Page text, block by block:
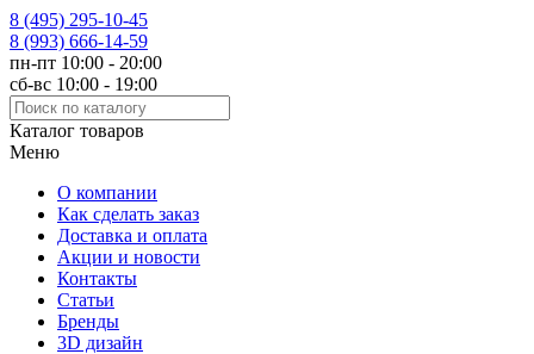
8 (495) 295-10-45
8 (993) 666-14-59
пн-пт 10:00 - 20:00
сб-вс 10:00 - 19:00
Каталог товаров
Меню
О компании
Как сделать заказ
Доставка и оплата
Акции и новости
Контакты
Статьи
Бренды
3D дизайн